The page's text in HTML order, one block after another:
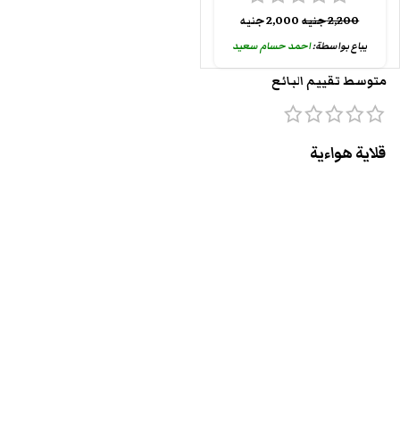
2,200جنيه 2,000جنيه
يباع بواسطة:احمد حسام سعيد
متوسط تقييم البائع
قلاية هواءية